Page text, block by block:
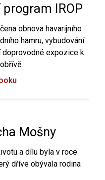
IROP
obnova havarijního
hamru, vybudování
expozice k
Mošny
a dílu byla v roce
dříve obývala rodina